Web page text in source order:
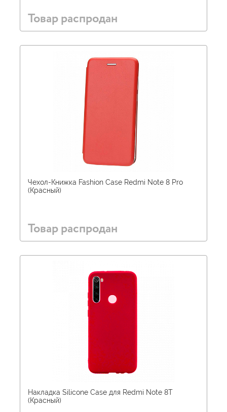
Товар распродан
Чехол-Книжка Fashion Case Redmi Note 8 Pro
(Красный)
Товар распродан
Накладка Silicone Case для Redmi Note 8T
(Красный)